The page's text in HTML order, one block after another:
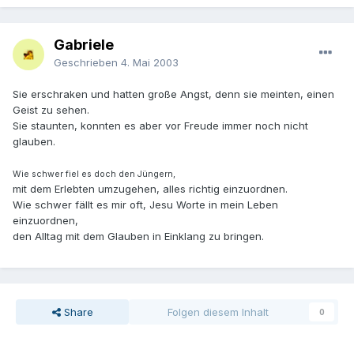
Gabriele
Geschrieben 4. Mai 2003
Sie erschraken und hatten große Angst, denn sie meinten, einen
Geist zu sehen.
Sie staunten, konnten es aber vor Freude immer noch nicht
glauben.
Wie schwer fiel es doch den Jüngern,
mit dem Erlebten umzugehen, alles richtig einzuordnen.
Wie schwer fällt es mir oft, Jesu Worte in mein Leben
einzuordnen,
den Alltag mit dem Glauben in Einklang zu bringen.
Share Folgen diesem Inhalt 0